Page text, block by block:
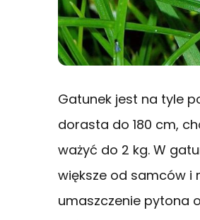
Gatunek jest na tyle
dorasta do 180 cm,
ważyć do 2 kg. W
większe od samców i
umaszczenie pytona